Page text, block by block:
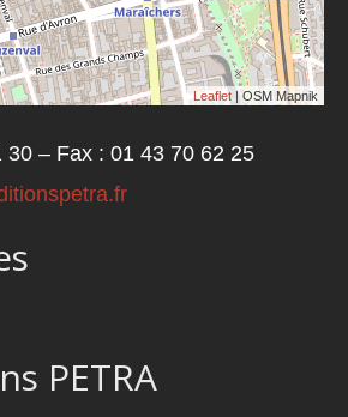
Leaflet | OSM Mapnik
30 – Fax : 01 43 70 62 25
PETRA